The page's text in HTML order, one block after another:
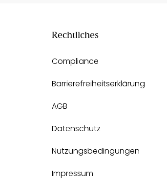
Rechtliches
Compliance
Barrierefreiheitserklärung
AGB
Datenschutz
Nutzungsbedingungen
Impressum